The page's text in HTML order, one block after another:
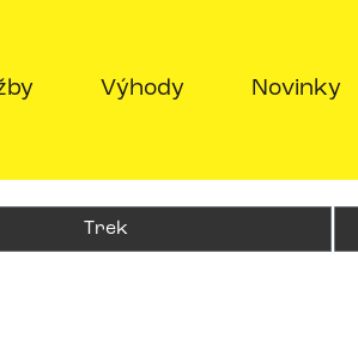
Výhody Novinky
Trek